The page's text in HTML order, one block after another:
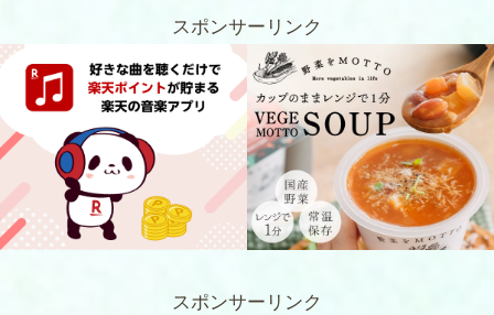
スポンサーリンク
スポンサーリンク